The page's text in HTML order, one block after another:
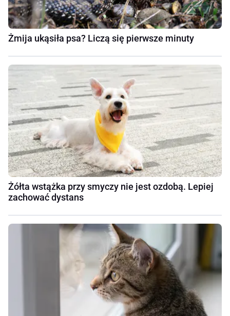
Żmija ukąsiła psa? Liczą się pierwsze minuty
Żółta wstążka przy smyczy nie jest ozdobą. Lepiej
zachować dystans